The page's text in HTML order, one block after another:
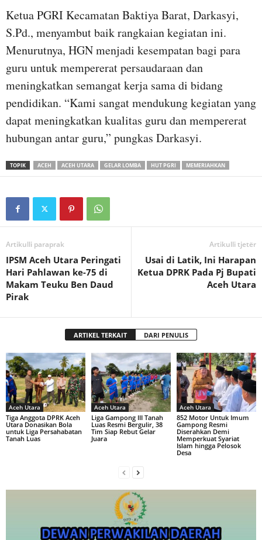
Ketua PGRI Kecamatan Baktiya Barat, Darkasyi,
S.Pd., menyambut baik rangkaian kegiatan ini.
Menurutnya, HGN menjadi kesempatan bagi para
guru untuk mempererat persaudaraan dan
meningkatkan semangat kerja sama di bidang
pendidikan. “Kami sangat mendukung kegiatan yang
dapat meningkatkan kualitas guru dan mempererat
hubungan antar guru,” pungkas Darkasyi.
TOPIK ACEH ACEH UTARA GELAR LOMBA HUT PGRI MEMERIAHKAN
Artikulli paraprak
IPSM Aceh Utara Peringati
Hari Pahlawan ke-75 di
Makam Teuku Ben Daud
Pirak
Artikulli tjetër
Usai di Latik, Ini Harapan
Ketua DPRK Pada Pj Bupati
Aceh Utara
ARTIKEL TERKAIT DARI PENULIS
Aceh Utara
Tiga Anggota DPRK Aceh
Utara Donasikan Bola
untuk Liga Persahabatan
Tanah Luas
Aceh Utara
Liga Gampong III Tanah
Luas Resmi Bergulir, 38
Tim Siap Rebut Gelar
Juara
Aceh Utara
852 Motor Untuk Imum
Gampong Resmi
Diserahkan Demi
Memperkuat Syariat
Islam hingga Pelosok
Desa